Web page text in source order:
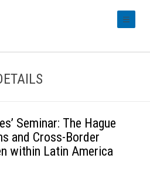
Seminar: The Hague
and Cross-Border
within Latin America